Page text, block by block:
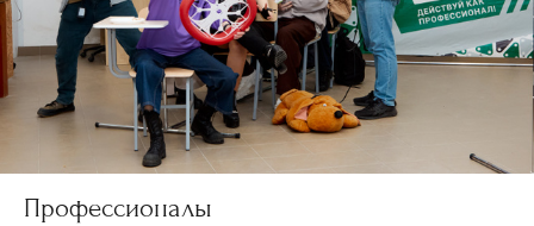
Профессионалы